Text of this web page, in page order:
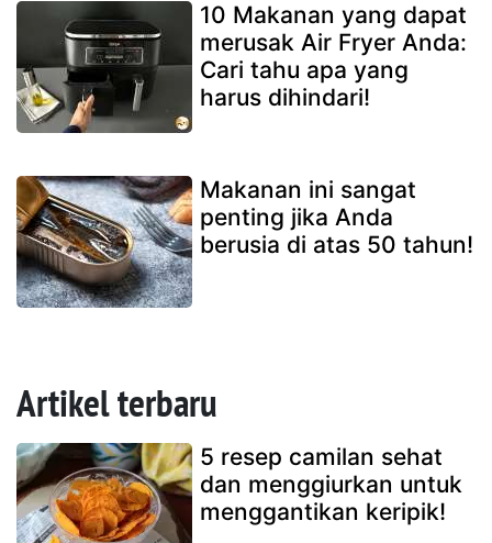
10 Makanan yang dapat
merusak Air Fryer Anda:
Cari tahu apa yang
harus dihindari!
Makanan ini sangat
penting jika Anda
berusia di atas 50 tahun!
Artikel terbaru
5 resep camilan sehat
dan menggiurkan untuk
menggantikan keripik!